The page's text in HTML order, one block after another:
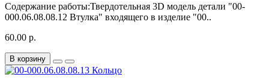
Содержание работы:Твердотельная 3D модель детали "00-
000.06.08.08.12 Втулка" входящего в изделие "00..
60.00 р.
В корзину